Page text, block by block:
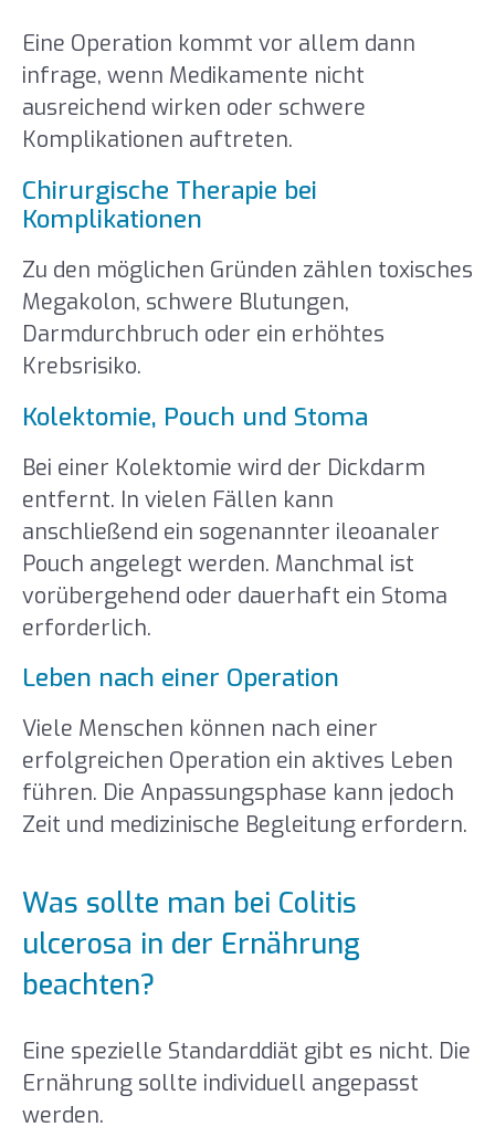
Eine Operation kommt vor allem dann
infrage, wenn Medikamente nicht
ausreichend wirken oder schwere
Komplikationen auftreten.
Chirurgische Therapie bei
Komplikationen
Zu den möglichen Gründen zählen toxisches
Megakolon, schwere Blutungen,
Darmdurchbruch oder ein erhöhtes
Krebsrisiko.
Kolektomie, Pouch und Stoma
Bei einer Kolektomie wird der Dickdarm
entfernt. In vielen Fällen kann
anschließend ein sogenannter ileoanaler
Pouch angelegt werden. Manchmal ist
vorübergehend oder dauerhaft ein Stoma
erforderlich.
Leben nach einer Operation
Viele Menschen können nach einer
erfolgreichen Operation ein aktives Leben
führen. Die Anpassungsphase kann jedoch
Zeit und medizinische Begleitung erfordern.
Was sollte man bei Colitis
ulcerosa in der Ernährung
beachten?
Eine spezielle Standarddiät gibt es nicht. Die
Ernährung sollte individuell angepasst
werden.